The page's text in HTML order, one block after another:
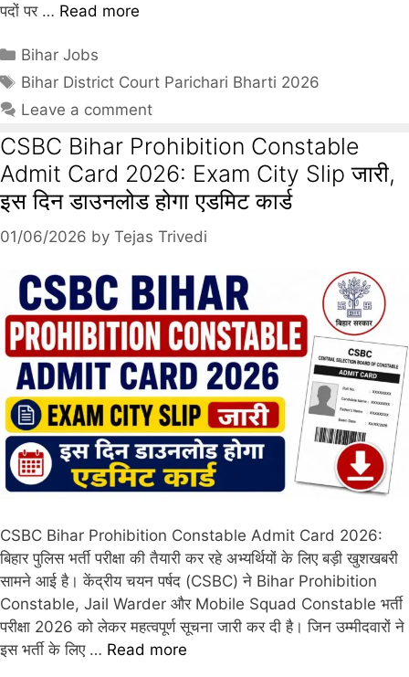
पदों पर … Read more
Bihar Jobs
Bihar District Court Parichari Bharti 2026
Leave a comment
CSBC Bihar Prohibition Constable
Admit Card 2026: Exam City Slip जारी,
इस दिन डाउनलोड होगा एडमिट कार्ड
01/06/2026 by Tejas Trivedi
CSBC Bihar Prohibition Constable Admit Card 2026:
बिहार पुलिस भर्ती परीक्षा की तैयारी कर रहे अभ्यर्थियों के लिए बड़ी खुशखबरी
सामने आई है। केंद्रीय चयन पर्षद (CSBC) ने Bihar Prohibition
Constable, Jail Warder और Mobile Squad Constable भर्ती
परीक्षा 2026 को लेकर महत्वपूर्ण सूचना जारी कर दी है। जिन उम्मीदवारों ने
इस भर्ती के लिए … Read more